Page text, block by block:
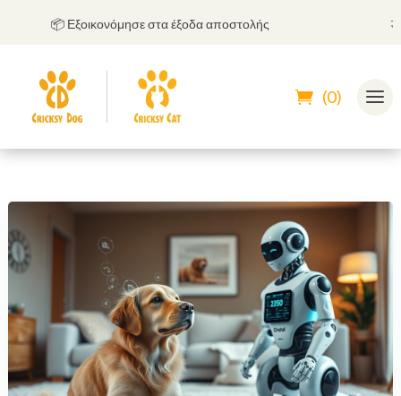
📦 Εξοικονόμησε στα έξοδα αποστολής
(0)